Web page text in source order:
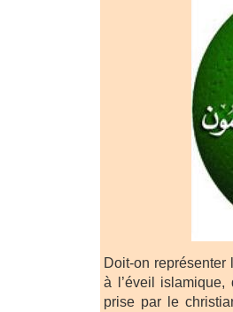
Doit-on représenter
à l’éveil islamique,
prise par le